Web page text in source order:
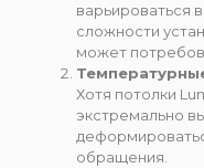
варьироваться
сложности
может
Хотя потолки
экстремально
обращения.